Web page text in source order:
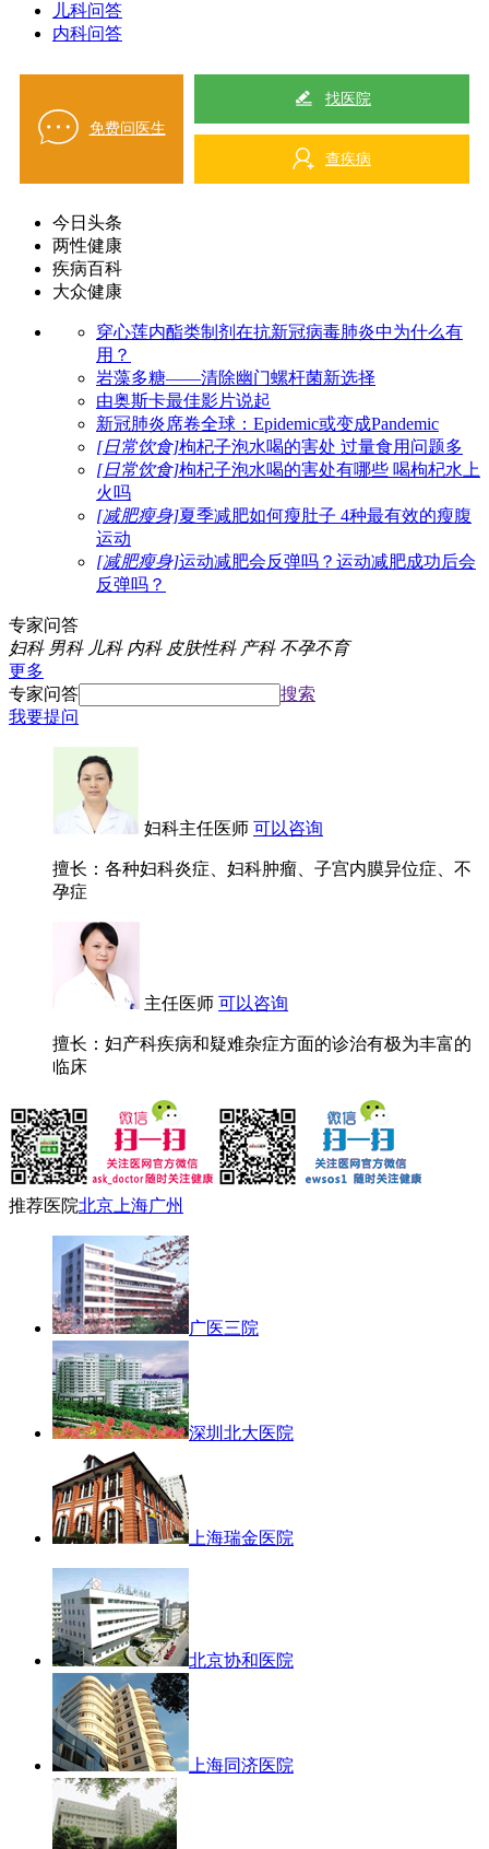
儿科问答
内科问答
免费问医生
找医院
查疾病
今日头条
两性健康
疾病百科
大众健康
穿心莲内酯类制剂在抗新冠病毒肺炎中为什么有
用？
岩藻多糖——清除幽门螺杆菌新选择
由奥斯卡最佳影片说起
新冠肺炎席卷全球：Epidemic或变成Pandemic
[日常饮食]枸杞子泡水喝的害处 过量食用问题多
[日常饮食]枸杞子泡水喝的害处有哪些 喝枸杞水上
火吗
[减肥瘦身]夏季减肥如何瘦肚子 4种最有效的瘦腹
运动
[减肥瘦身]运动减肥会反弹吗？运动减肥成功后会
反弹吗？
专家问答
妇科 男科 儿科 内科 皮肤性科 产科 不孕不育
更多
专家问答
搜索
我要提问
妇科主任医师 可以咨询
擅长：各种妇科炎症、妇科肿瘤、子宫内膜异位症、不
孕症
主任医师 可以咨询
擅长：妇产科疾病和疑难杂症方面的诊治有极为丰富的
临床
推荐医院北京 上海广州
广医三院
深圳北大医院
上海瑞金医院
北京协和医院
上海同济医院